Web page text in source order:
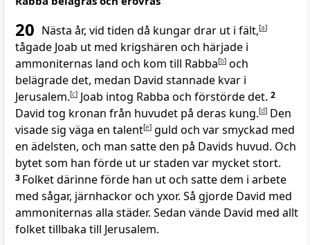
20 Nästa år, vid tiden då kungar drar ut i fält,[a]
tågade Joab ut med krigshären och härjade i
ammoniternas land och kom till Rabba[b] och
belägrade det, medan David stannade kvar i
Jerusalem.[c] Joab intog Rabba och förstörde det. 2
David tog kronan från huvudet på deras kung.[d] Den
visade sig väga en talent[e] guld och var smyckad med
en ädelsten, och man satte den på Davids huvud. Och
bytet som han förde ut ur staden var mycket stort.
3 Folket därinne förde han ut och satte dem i arbete
med sågar, järnhackor och yxor. Så gjorde David med
ammoniternas alla städer. Sedan vände David med allt
folket tillbaka till Jerusalem.